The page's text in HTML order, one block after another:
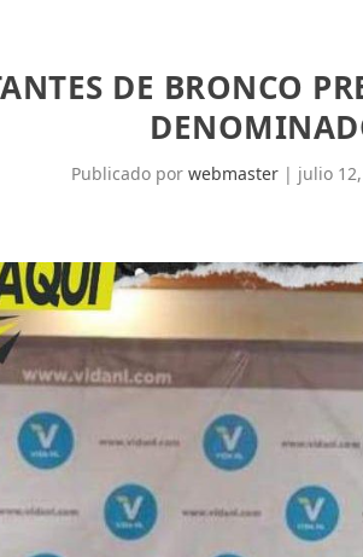
DE BRONCO
Publicado porwebmaster | julio